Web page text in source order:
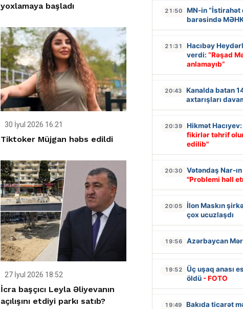
yoxlamaya başladı
30 İyul 2026 16:21
Tiktoker Müjgan həbs edildi
27 İyul 2026 18:52
İcra başçıcı Leyla Əliyevanın
açılışını etdiyi parkı satıb?
21:50
MN-in “İstirahət
barəsində
21:31
Hacıbəy
verdi: “Rəşad
anlamayıb”
20:43
Kanalda batan
axtarışları
20:39 Hikmət Hacıyev:
fikirlər təhrif
edilib"
20:30
Vətəndaş Nar-
"Problemi həll
20:05
İlon Maskın
çox ucuzlaşdı
19:56 Azərbaycan
19:52
Üç uşaq anası
öldü - FOTO
19:49 Bakıda ticarət